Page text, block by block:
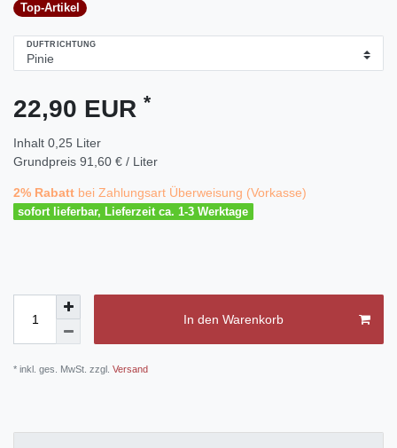
Top-Artikel
DUFTRICHTUNG
22,90 EUR *
Inhalt 0,25 Liter
Grundpreis 91,60 € / Liter
2% Rabatt bei Zahlungsart Überweisung (Vorkasse)
sofort lieferbar, Lieferzeit ca. 1-3 Werktage
In den Warenkorb
* inkl. ges. MwSt. zzgl. Versand